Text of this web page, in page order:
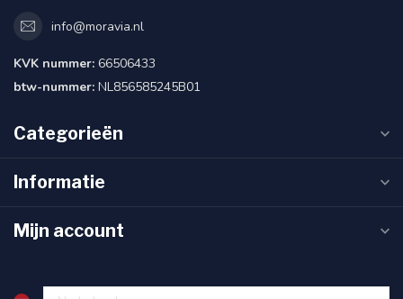
info@moravia.nl
KVK nummer: 66506433
btw-nummer: NL856585245B01
Categorieën
Informatie
Mijn account